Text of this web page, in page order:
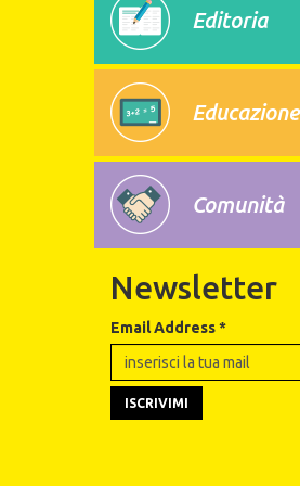
Editoria
Educazione
Comunità
Newsletter
Email Address*